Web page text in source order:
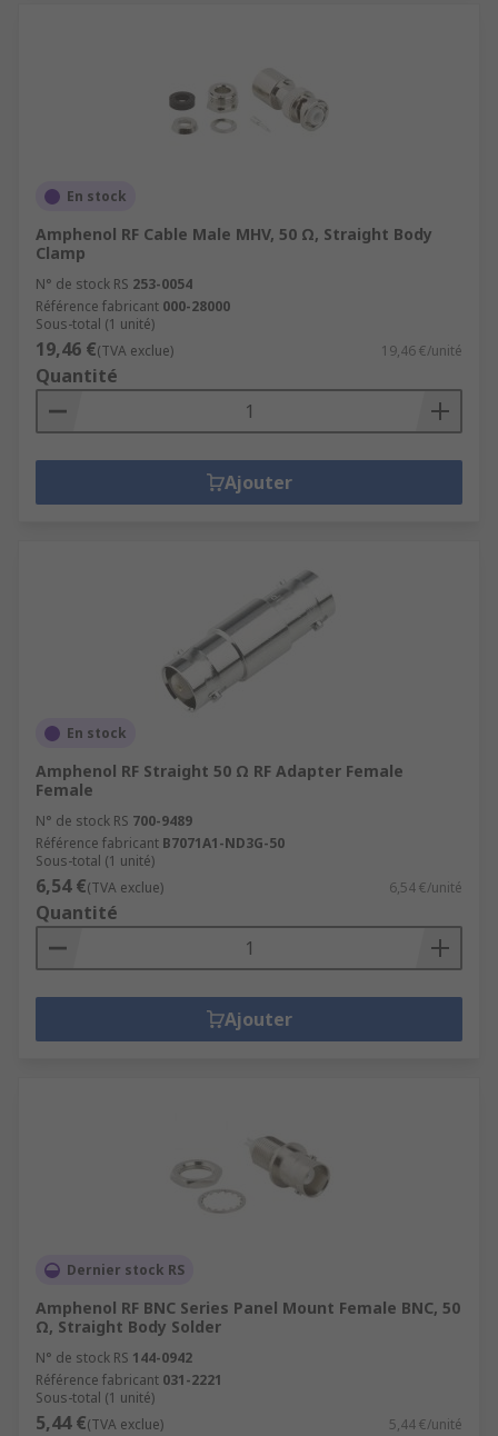
En stock
Amphenol RF Cable Male MHV, 50 Ω, Straight Body
Clamp
N° de stock RS 253-0054
Référence fabricant 000-28000
Sous-total (1 unité)
19,46 €(TVA exclue) 19,46 €/unité
Quantité
Ajouter
En stock
Amphenol RF Straight 50 Ω RF Adapter Female
Female
N° de stock RS 700-9489
Référence fabricant B7071A1-ND3G-50
Sous-total (1 unité)
6,54 €(TVA exclue) 6,54 €/unité
Quantité
Ajouter
Dernier stock RS
Amphenol RF BNC Series Panel Mount Female BNC, 50
Ω, Straight Body Solder
N° de stock RS 144-0942
Référence fabricant 031-2221
Sous-total (1 unité)
5,44 €(TVA exclue) 5,44 €/unité